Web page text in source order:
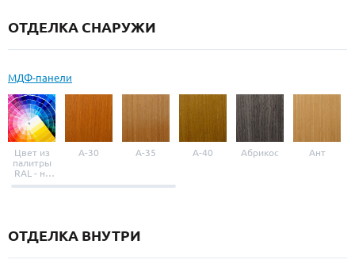
ОТДЕЛКА СНАРУЖИ
МДФ-панели
Цвет из
палитры
RAL - на
выбор
A-30 A-35 A-40 Абрикос Ант
ОТДЕЛКА ВНУТРИ